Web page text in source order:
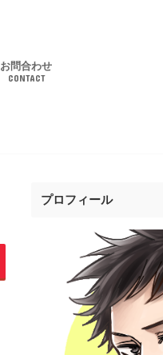
お問合わせ
CONTACT
プロフィール